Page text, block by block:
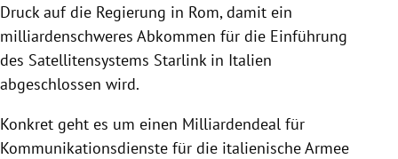
Druck auf die Regierung in Rom, damit ein
milliardenschweres Abkommen für die Einführung
des Satellitensystems Starlink in Italien
abgeschlossen wird.
Konkret geht es um einen Milliardendeal für
Kommunikationsdienste für die italienische Armee